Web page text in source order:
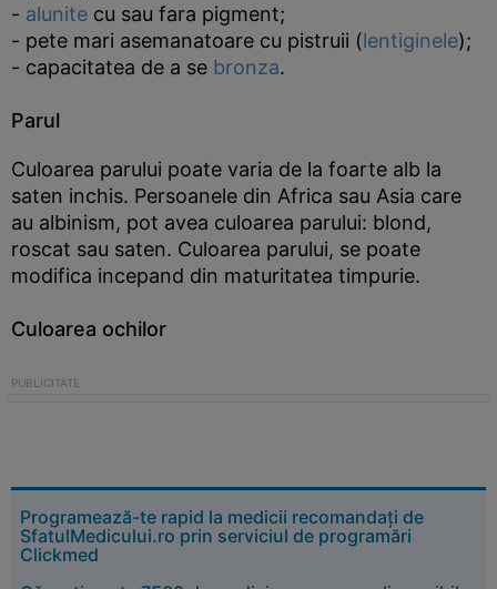
- alunite cu sau fara pigment;
- pete mari asemanatoare cu pistruii (lentiginele);
- capacitatea de a se bronza.
Parul
Culoarea parului poate varia de la foarte alb la
saten inchis. Persoanele din Africa sau Asia care
au albinism, pot avea culoarea parului: blond,
roscat sau saten. Culoarea parului, se poate
modifica incepand din maturitatea timpurie.
Culoarea ochilor
Programează-te rapid la medicii recomandați de
SfatulMedicului.ro prin serviciul de programări
Clickmed